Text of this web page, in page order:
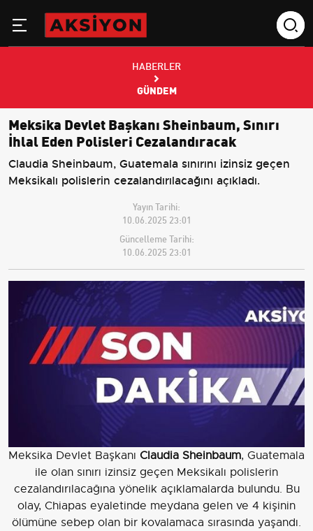
HABERLER
GÜNDEM
Meksika Devlet Başkanı Sheinbaum, Sınırı
İhlal Eden Polisleri Cezalandıracak
Claudia Sheinbaum, Guatemala sınırını izinsiz geçen
Meksikalı polislerin cezalandırılacağını açıkladı.
Yayın Tarihi:
10.06.2025 23:01
Güncelleme Tarihi:
10.06.2025 23:01
Meksika Devlet Başkanı Claudia Sheinbaum, Guatemala
ile olan sınırı izinsiz geçen Meksikalı polislerin
cezalandırılacağına yönelik açıklamalarda bulundu. Bu
olay, Chiapas eyaletinde meydana gelen ve 4 kişinin
ölümüne sebep olan bir kovalamaca sırasında yaşandı.